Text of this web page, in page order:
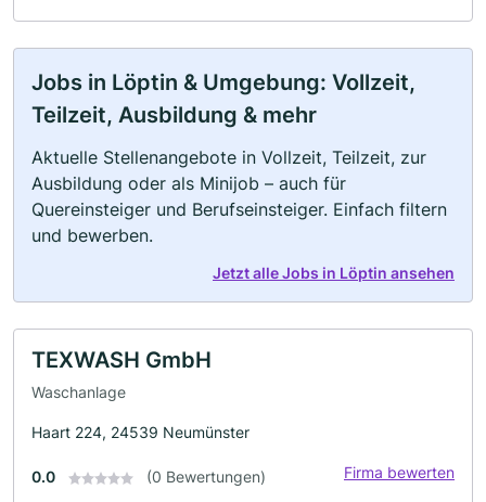
Jobs in Löptin & Umgebung: Vollzeit,
Teilzeit, Ausbildung & mehr
Aktuelle Stellenangebote in Vollzeit, Teilzeit, zur
Ausbildung oder als Minijob – auch für
Quereinsteiger und Berufseinsteiger. Einfach filtern
und bewerben.
Jetzt alle Jobs in Löptin ansehen
TEXWASH GmbH
Waschanlage
Haart 224, 24539 Neumünster
0.0 (0 Bewertungen) Firma bewerten